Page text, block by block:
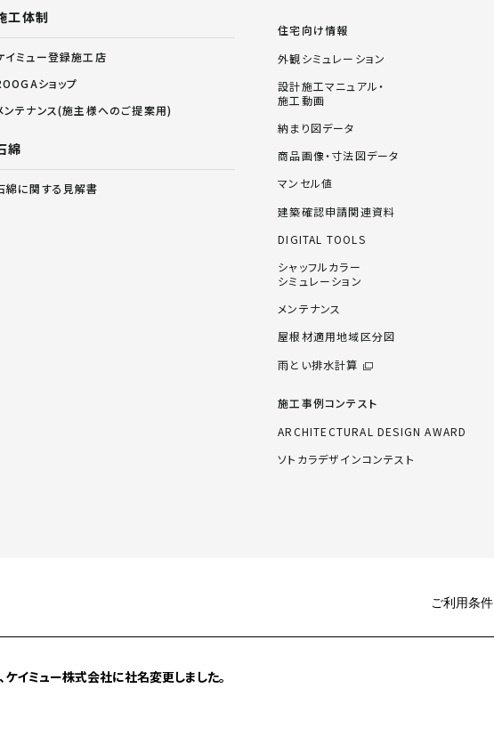
工体制
イミュー登録施工店
ショップ
ンテナンス(施主様へのご提案用)
綿
綿に関する見解書
住宅向け情報
外観シミュレーション
設計施工マニュアル・
施工動画
納まり図データ
商品画像・寸法図データ
マンセル値
建築確認申請関連資料
DIGITAL TOOLS
シャッフルカラー
シミュレーション
メンテナンス
屋根材適用地域区分図
雨とい排水計算
施工事例コンテスト
ARCHITECTURAL DESIGN AWARD
ソトカラデザインコンテスト
ご利用条件
ケイミュー株式会社に社名変更しました。